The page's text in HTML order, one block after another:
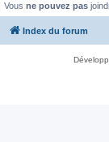
Vous ne pouvez pas
Index du forum